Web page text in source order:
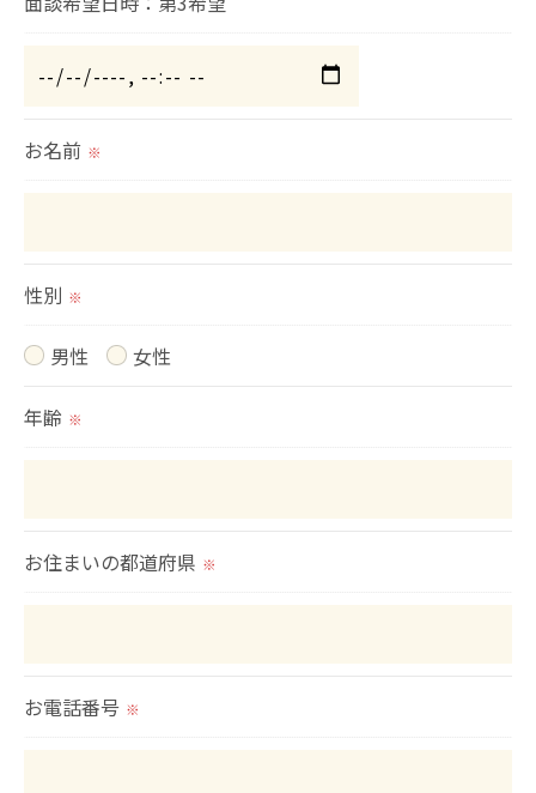
のサービスをご提供できない場合がございますので
用停止の手続を定めさせて頂いております。
す。
きにつきましては、お電話でお問合せ下さい。
お名前 ※
性別 ※
男性 女性
年齢 ※
お住まいの都道府県 ※
お電話番号 ※